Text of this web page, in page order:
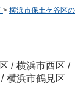
> 横浜市保土ケ谷区の
/ 横浜市西区 /
/ 横浜市鶴見区